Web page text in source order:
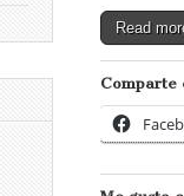
Read
Comparte